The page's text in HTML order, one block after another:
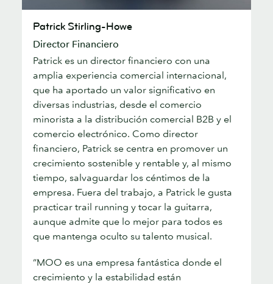
Stirling-
Howe
Patrick Stirling-Howe
Director Financiero
Patrick es un director financiero con una
amplia experiencia comercial internacional,
que ha aportado un valor significativo en
diversas industrias, desde el comercio
minorista a la distribución comercial B2B y el
comercio electrónico. Como director
financiero, Patrick se centra en promover un
crecimiento sostenible y rentable y, al mismo
tiempo, salvaguardar los céntimos de la
empresa. Fuera del trabajo, a Patrick le gusta
practicar trail running y tocar la guitarra,
aunque admite que lo mejor para todos es
que mantenga oculto su talento musical.
“MOO es una empresa fantástica donde el
crecimiento y la estabilidad están